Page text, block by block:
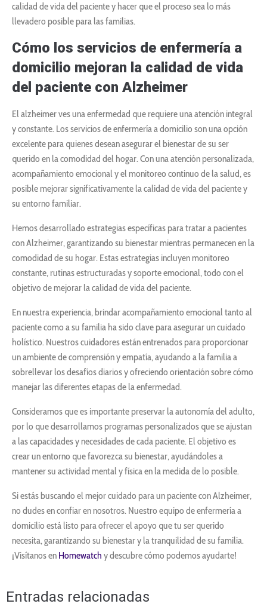
calidad de vida del paciente y hacer que el proceso sea lo más
llevadero posible para las familias.
Cómo los servicios de enfermería a
domicilio mejoran la calidad de vida
del paciente con Alzheimer
El alzheimer ves una enfermedad que requiere una atención integral
y constante. Los servicios de enfermería a domicilio son una opción
excelente para quienes desean asegurar el bienestar de su ser
querido en la comodidad del hogar. Con una atención personalizada,
acompañamiento emocional y el monitoreo continuo de la salud, es
posible mejorar significativamente la calidad de vida del paciente y
su entorno familiar.
Hemos desarrollado estrategias específicas para tratar a pacientes
con Alzheimer, garantizando su bienestar mientras permanecen en la
comodidad de su hogar. Estas estrategias incluyen monitoreo
constante, rutinas estructuradas y soporte emocional, todo con el
objetivo de mejorar la calidad de vida del paciente.
En nuestra experiencia, brindar acompañamiento emocional tanto al
paciente como a su familia ha sido clave para asegurar un cuidado
holístico. Nuestros cuidadores están entrenados para proporcionar
un ambiente de comprensión y empatía, ayudando a la familia a
sobrellevar los desafíos diarios y ofreciendo orientación sobre cómo
manejar las diferentes etapas de la enfermedad.
Consideramos que es importante preservar la autonomía del adulto,
por lo que desarrollamos programas personalizados que se ajustan
a las capacidades y necesidades de cada paciente. El objetivo es
crear un entorno que favorezca su bienestar, ayudándoles a
mantener su actividad mental y física en la medida de lo posible.
Si estás buscando el mejor cuidado para un paciente con Alzheimer,
no dudes en confiar en nosotros. Nuestro equipo de enfermería a
domicilio está listo para ofrecer el apoyo que tu ser querido
necesita, garantizando su bienestar y la tranquilidad de su familia.
¡Visítanos en Homewatch y descubre cómo podemos ayudarte!
Entradas relacionadas